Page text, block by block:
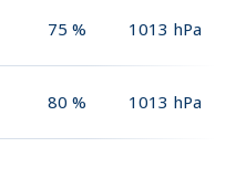
75 % 1013 hPa
80 % 1013 hPa